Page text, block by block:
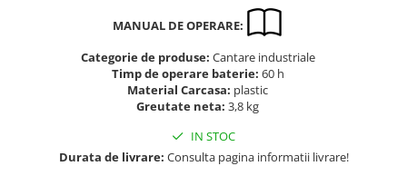
Masurare dimensiuni corporale
Sisteme Industry 4.0
Sisteme de cantarire Industry 4.0
Cutii din aluminiu
MANUAL DE OPERARE:
Categorie de produse: Cantare industriale
Timp de operare baterie: 60 h
Material Carcasa: plastic
Greutate neta: 3,8 kg
IN STOC
Durata de livrare: Consulta pagina informatii livrare!